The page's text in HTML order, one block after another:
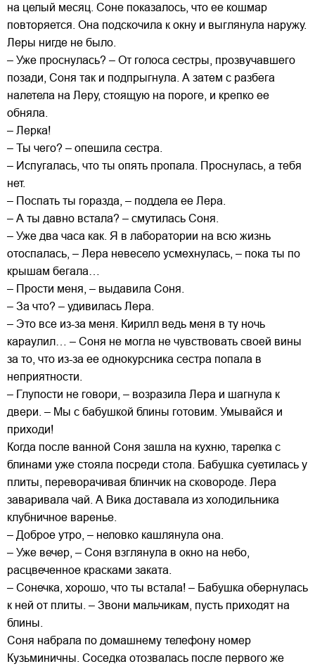
на целый месяц. Соне показалось, что ее кошмар
повторяется. Она подскочила к окну и выглянула наружу.
Леры нигде не было.
– Уже проснулась? – От голоса сестры, прозвучавшего
позади, Соня так и подпрыгнула. А затем с разбега
налетела на Леру, стоящую на пороге, и крепко ее
обняла.
– Лерка!
– Ты чего? – опешила сестра.
– Испугалась, что ты опять пропала. Проснулась, а тебя
нет.
– Поспать ты горазда, – поддела ее Лера.
– А ты давно встала? – смутилась Соня.
– Уже два часа как. Я в лаборатории на всю жизнь
отоспалась, – Лера невесело усмехнулась, – пока ты по
крышам бегала…
– Прости меня, – выдавила Соня.
– За что? – удивилась Лера.
– Это все из-за меня. Кирилл ведь меня в ту ночь
караулил… – Соня не могла не чувствовать своей вины
за то, что из-за ее однокурсника сестра попала в
неприятности.
– Глупости не говори, – возразила Лера и шагнула к
двери. – Мы с бабушкой блины готовим. Умывайся и
приходи!
Когда после ванной Соня зашла на кухню, тарелка с
блинами уже стояла посреди стола. Бабушка суетилась у
плиты, переворачивая блинчик на сковороде. Лера
заваривала чай. А Вика доставала из холодильника
клубничное варенье.
– Доброе утро, – неловко кашлянула она.
– Уже вечер, – Соня взглянула в окно на небо,
расцвеченное красками заката.
– Сонечка, хорошо, что ты встала! – Бабушка обернулась
к ней от плиты. – Звони мальчикам, пусть приходят на
блины.
Соня набрала по домашнему телефону номер
Кузьминичны. Соседка отозвалась после первого же